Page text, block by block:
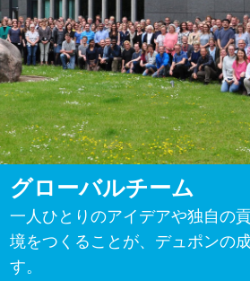
グローバルチーム
一人ひとりのアイデアや独自の
境をつくることが、 デュポンの
す。